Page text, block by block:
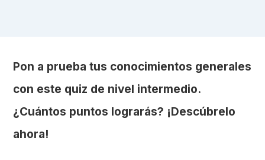
Pon a prueba tus conocimientos generales
con este quiz de nivel intermedio.
¿Cuántos puntos lograrás? ¡Descúbrelo
ahora!